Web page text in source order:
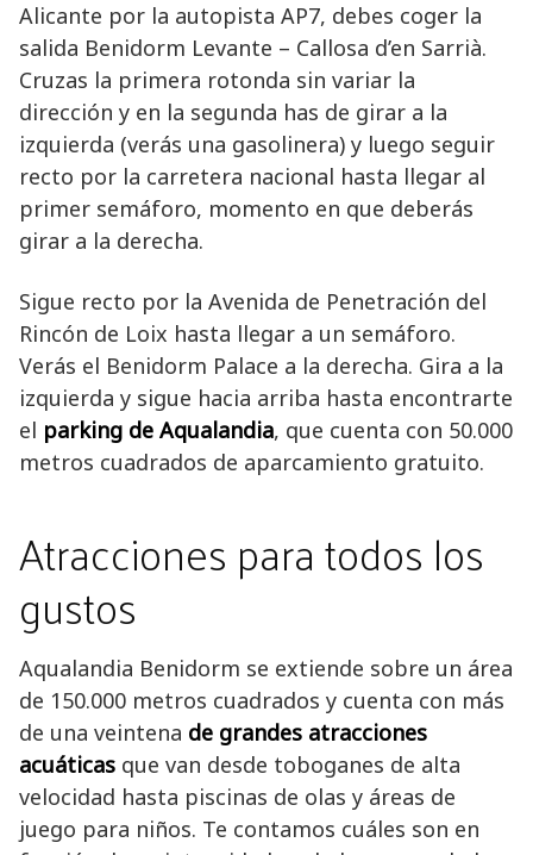
Alicante por la autopista AP7, debes coger la
salida Benidorm Levante – Callosa d’en Sarrià.
Cruzas la primera rotonda sin variar la
dirección y en la segunda has de girar a la
izquierda (verás una gasolinera) y luego seguir
recto por la carretera nacional hasta llegar al
primer semáforo, momento en que deberás
girar a la derecha.
Sigue recto por la Avenida de Penetración del
Rincón de Loix hasta llegar a un semáforo.
Verás el Benidorm Palace a la derecha. Gira a la
izquierda y sigue hacia arriba hasta encontrarte
el parking de Aqualandia, que cuenta con 50.000
metros cuadrados de aparcamiento gratuito.
Atracciones para todos los
gustos
Aqualandia Benidorm se extiende sobre un área
de 150.000 metros cuadrados y cuenta con más
de una veintena de grandes atracciones
acuáticas que van desde toboganes de alta
velocidad hasta piscinas de olas y áreas de
juego para niños. Te contamos cuáles son en